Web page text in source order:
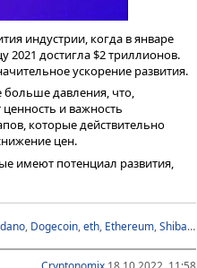
свои средства в
100% активов
принципом криптографии
и кредиторы, не
ответственном хранении, то
основе дерева Меркла («хеш-
доступа) метод
изменениям. На этом
индустрии, когда в январе
2021 достигла $2 триллионов.
ускорение развития.
больше давления, что,
и важность
которые действительно
цен.
имеют потенциал развития,
позволяет пользователям
и добиваться в
, Dogecoin,eth, Ethereum,Shiba Inu